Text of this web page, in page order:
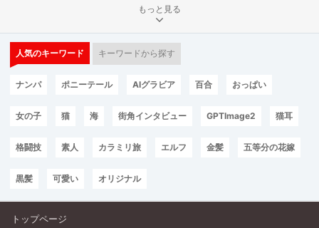
もっと見る
人気のキーワード キーワードから探す
ナンパ ポニーテール AIグラビア 百合 おっぱい
女の子 猫 海 街角インタビュー GPTImage2 猫耳
格闘技 素人 カラミリ旅 エルフ 金髪 五等分の花嫁
黒髪 可愛い オリジナル
トップページ